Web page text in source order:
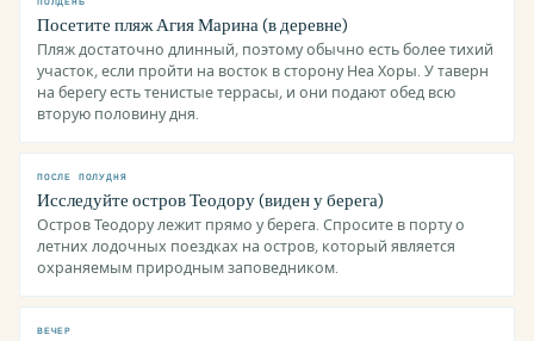
Посетите пляж Агия Марина (в деревне)
Пляж достаточно длинный, поэтому обычно есть более тихий
участок, если пройти на восток в сторону Неа Хоры. У таверн
на берегу есть тенистые террасы, и они подают обед всю
вторую половину дня.
ПОСЛЕ ПОЛУДНЯ
Исследуйте остров Теодору (виден у берега)
Остров Теодору лежит прямо у берега. Спросите в порту о
летних лодочных поездках на остров, который является
охраняемым природным заповедником.
ВЕЧЕР